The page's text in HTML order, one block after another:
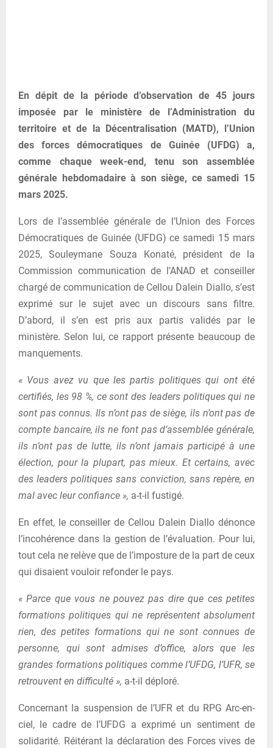
En dépit de la période d’observation de 45 jours
imposée par le ministère de l’Administration du
territoire et de la Décentralisation (MATD), l’Union
des forces démocratiques de Guinée (UFDG) a,
comme chaque week-end, tenu son assemblée
générale hebdomadaire à son siège, ce samedi 15
mars 2025.
Lors de l’assemblée générale de l’Union des Forces
Démocratiques de Guinée (UFDG) ce samedi 15 mars
2025, Souleymane Souza Konaté, président de la
Commission communication de l’ANAD et conseiller
chargé de communication de Cellou Dalein Diallo, s’est
exprimé sur le sujet avec un discours sans filtre.
D’abord, il s’en est pris aux partis validés par le
ministère. Selon lui, ce rapport présente beaucoup de
manquements.
« Vous avez vu que les partis politiques qui ont été
certifiés, les 98 %, ce sont des leaders politiques qui ne
sont pas connus. Ils n’ont pas de siège, ils n’ont pas de
compte bancaire, ils ne font pas d’assemblée générale,
ils n’ont pas de lutte, ils n’ont jamais participé à une
élection, pour la plupart, pas mieux. Et certains, avec
des leaders politiques sans conviction, sans repère, en
mal avec leur confiance », a-t-il fustigé.
En effet, le conseiller de Cellou Dalein Diallo dénonce
l’incohérence dans la gestion de l’évaluation. Pour lui,
tout cela ne relève que de l’imposture de la part de ceux
qui disaient vouloir refonder le pays.
« Parce que vous ne pouvez pas dire que ces petites
formations politiques qui ne représentent absolument
rien, des petites formations qui ne sont connues de
personne, qui sont admises d’office, alors que les
grandes formations politiques comme l’UFDG, l’UFR, se
retrouvent en difficulté », a-t-il déploré.
Concernant la suspension de l’UFR et du RPG Arc-en-
ciel, le cadre de l’UFDG a exprimé un sentiment de
solidarité. Réitérant la déclaration des Forces vives de